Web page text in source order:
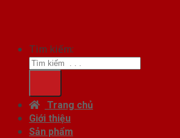
Tìm kiếm:
Trang chủ
Giới thiệu
Sản phẩm